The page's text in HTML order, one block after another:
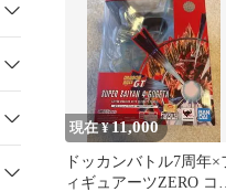
現在 ¥11,000
ドッカンバトル7周年×
ィギュアーツZERO コラ